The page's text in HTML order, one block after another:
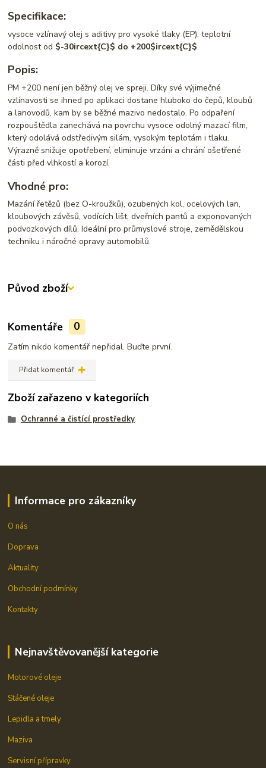
Specifikace:
vysoce vzlínavý olej s aditivy pro vysoké tlaky (EP), teplotní
odolnost od $-30ircext{C}$ do +200$ircext{C}$.
Popis:
PM +200 není jen běžný olej ve spreji. Díky své výjimečné
vzlínavosti se ihned po aplikaci dostane hluboko do čepů, kloubů
a lanovodů, kam by se běžné mazivo nedostalo. Po odpaření
rozpouštědla zanechává na povrchu vysoce odolný mazací film,
který odolává odstředivým silám, vysokým teplotám i tlaku.
Výrazně snižuje opotřebení, eliminuje vrzání a chrání ošetřené
části před vlhkostí a korozí.
Vhodné pro:
Mazání řetězů (bez O-kroužků), ozubených kol, ocelových lan,
kloubových závěsů, vodících lišt, dveřních pantů a exponovaných
podvozkových dílů. Ideální pro průmyslové stroje, zemědělskou
techniku i náročné opravy automobilů.
Původ zboží
Komentáře 0
Zatím nikdo komentář nepřidal. Buďte první.
Přidat komentář
Zboží zařazeno v kategoriích
Ochranné a čistící prostředky
Informace pro zákazníky
O nás
Doprava
Aktuality
Obchodní podmínky
Kontakty
Nejnavštěvovanější kategorie
Motorové oleje
Stáčené oleje
Lepidla a tmely
Maziva
Servisní přípravky